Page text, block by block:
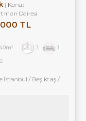
Konut
Dairesi
TL
3
1
2
İstanbul / Beşiktaş/ Akatlar